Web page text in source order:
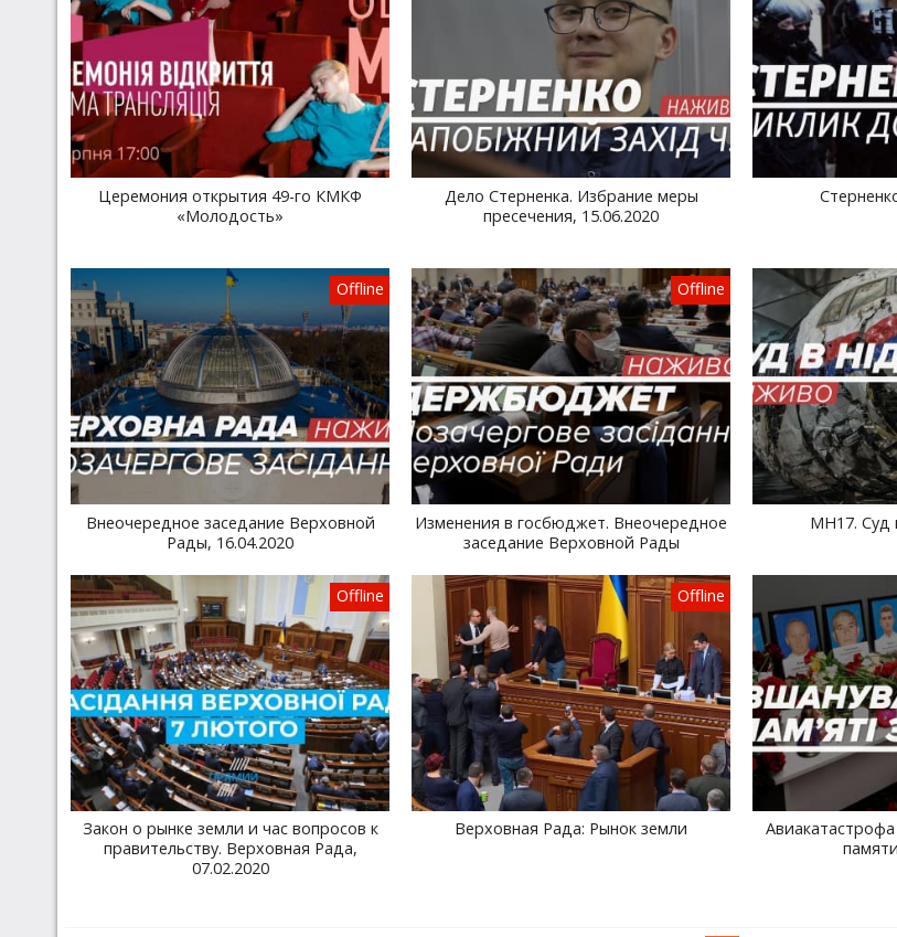
Церемония открытия 49-го КМКФ
«Молодость»
Дело Стерненка. Избрание меры
пресечения, 15.06.2020
Offline
Внеочередное заседание Верховной
Рады, 16.04.2020
Offline
Изменения в госбюджет. Внеочередное
заседание Верховной Рады
MH17.
Offline
Закон о рынке земли и час вопросов к
правительству. Верховная Рада,
07.02.2020
Offline
Верховная Рада: Рынок земли